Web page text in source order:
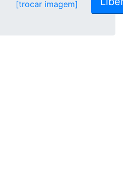
[trocar imagem]